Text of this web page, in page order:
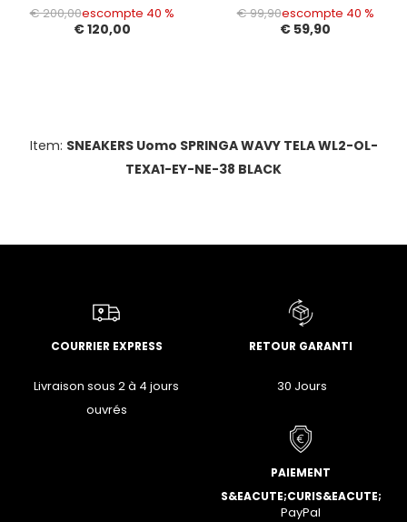
€ 200,00escompte 40 %
€ 120,00
€ 99,90escompte 40 %
€ 59,90
Item: SNEAKERS Uomo SPRINGA WAVY TELA WL2-OL-
TEXA1-EY-NE-38 BLACK
COURRIER EXPRESS
Livraison sous 2 à 4 jours
ouvrés
RETOUR GARANTI
30 Jours
PAIEMENT
S&EACUTE;CURIS&EACUTE;
PayPal